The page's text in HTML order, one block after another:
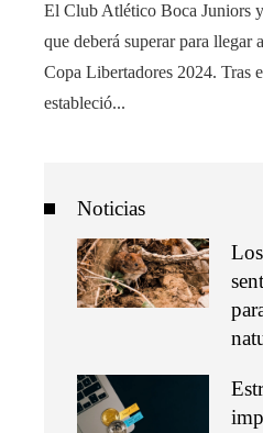
El Club Atlético Boca Juniors
que deberá superar para llegar
Copa Libertadores 2024. Tras
estableció...
Noticias